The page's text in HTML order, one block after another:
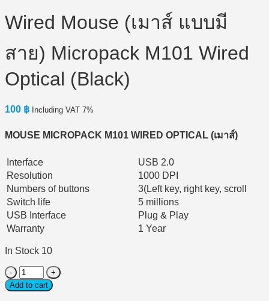
Wired Mouse (เมาส์ แบบมี
สาย) Micropack M101 Wired
Optical (Black)
100 ฿ Including VAT 7%
MOUSE MICROPACK M101 WIRED OPTICAL (เมาส์)
Interface
USB 2.0
Resolution
1000 DPI
Numbers of buttons
3(Left key, right key, scroll
Switch life
5 millions
USB Interface
Plug & Play
Warranty
1 Year
In Stock 10
Wired
Mouse
(เมาส์
Add to cart